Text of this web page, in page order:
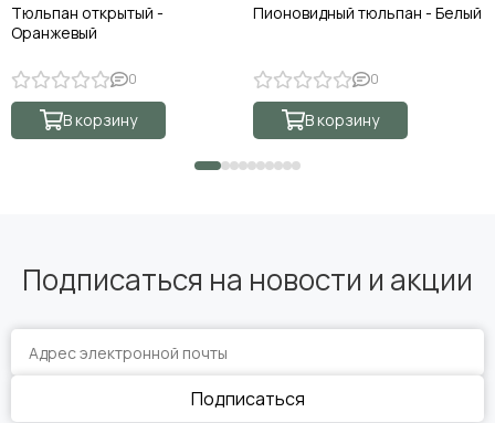
Тюльпан открытый -
Оранжевый
0
В корзину
Пионовидный тюльпан - Белый
0
В корзину
Подписаться на новости и акции
Подписаться